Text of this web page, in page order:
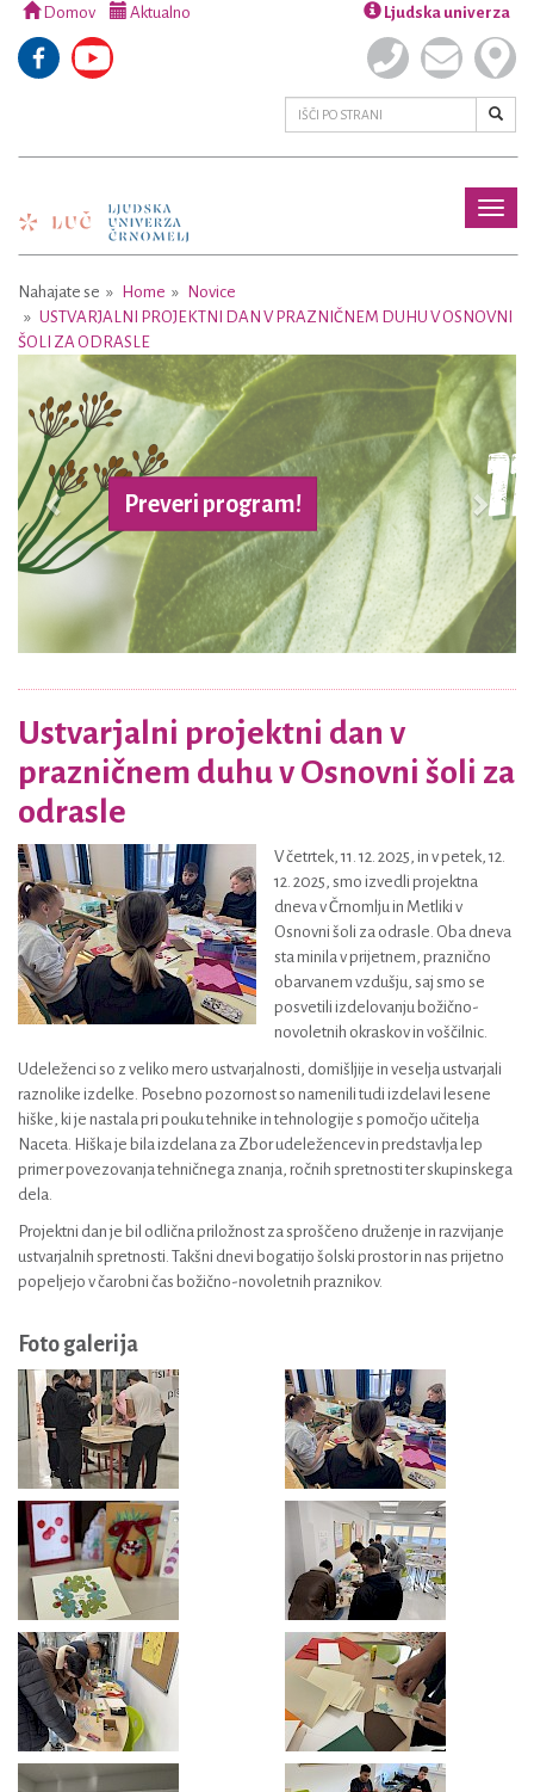
Domov Aktualno Ljudska univerza
Nahajate se Home
Novice
USTVARJALNI PROJEKTNI DAN V PRAZNIČNEM DUHU V OSNOVNI
ŠOLI ZA ODRASLE
Preveri program!
Previous Next
Ustvarjalni projektni dan v
prazničnem duhu v Osnovni šoli za
odrasle
V četrtek, 11. 12. 2025, in v petek, 12.
12. 2025, smo izvedli projektna
dneva v Črnomlju in Metliki v
Osnovni šoli za odrasle. Oba dneva
sta minila v prijetnem, praznično
obarvanem vzdušju, saj smo se
posvetili izdelovanju božično-
novoletnih okraskov in voščilnic.
Udeleženci so z veliko mero ustvarjalnosti, domišljije in veselja ustvarjali
raznolike izdelke. Posebno pozornost so namenili tudi izdelavi lesene
hiške, ki je nastala pri pouku tehnike in tehnologije s pomočjo učitelja
Naceta. Hiška je bila izdelana za Zbor udeležencev in predstavlja lep
primer povezovanja tehničnega znanja, ročnih spretnosti ter skupinskega
dela.
Projektni dan je bil odlična priložnost za sproščeno druženje in razvijanje
ustvarjalnih spretnosti. Takšni dnevi bogatijo šolski prostor in nas prijetno
popeljejo v čarobni čas božično-novoletnih praznikov.
Foto galerija